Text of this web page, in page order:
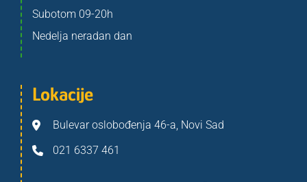
Subotom 09-20h
Nedelja neradan dan
Lokacije
Bulevar oslobođenja 46-a, Novi Sad
021 6337 461